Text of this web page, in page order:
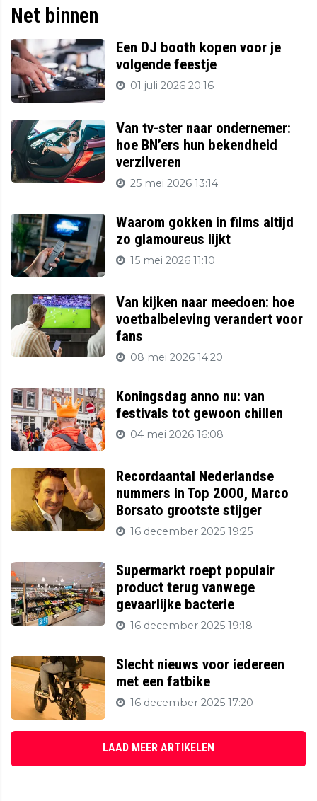
Net binnen
Een DJ booth kopen voor je
volgende feestje
01 juli 2026 20:16
Van tv-ster naar ondernemer:
hoe BN’ers hun bekendheid
verzilveren
25 mei 2026 13:14
Waarom gokken in films altijd
zo glamoureus lijkt
15 mei 2026 11:10
Van kijken naar meedoen: hoe
voetbalbeleving verandert voor
fans
08 mei 2026 14:20
Koningsdag anno nu: van
festivals tot gewoon chillen
04 mei 2026 16:08
Recordaantal Nederlandse
nummers in Top 2000, Marco
Borsato grootste stijger
16 december 2025 19:25
Supermarkt roept populair
product terug vanwege
gevaarlijke bacterie
16 december 2025 19:18
Slecht nieuws voor iedereen
met een fatbike
16 december 2025 17:20
LAAD MEER ARTIKELEN